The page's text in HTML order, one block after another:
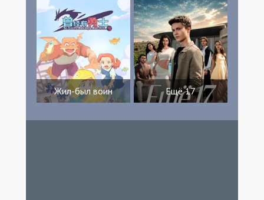
Жил-был воин Ещё 17